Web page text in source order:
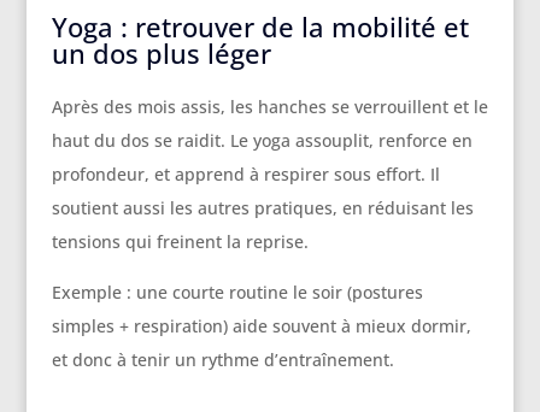
Yoga : retrouver de la mobilité et
un dos plus léger
Après des mois assis, les hanches se verrouillent et le
haut du dos se raidit. Le yoga assouplit, renforce en
profondeur, et apprend à respirer sous effort. Il
soutient aussi les autres pratiques, en réduisant les
tensions qui freinent la reprise.
Exemple : une courte routine le soir (postures
simples + respiration) aide souvent à mieux dormir,
et donc à tenir un rythme d’entraînement.